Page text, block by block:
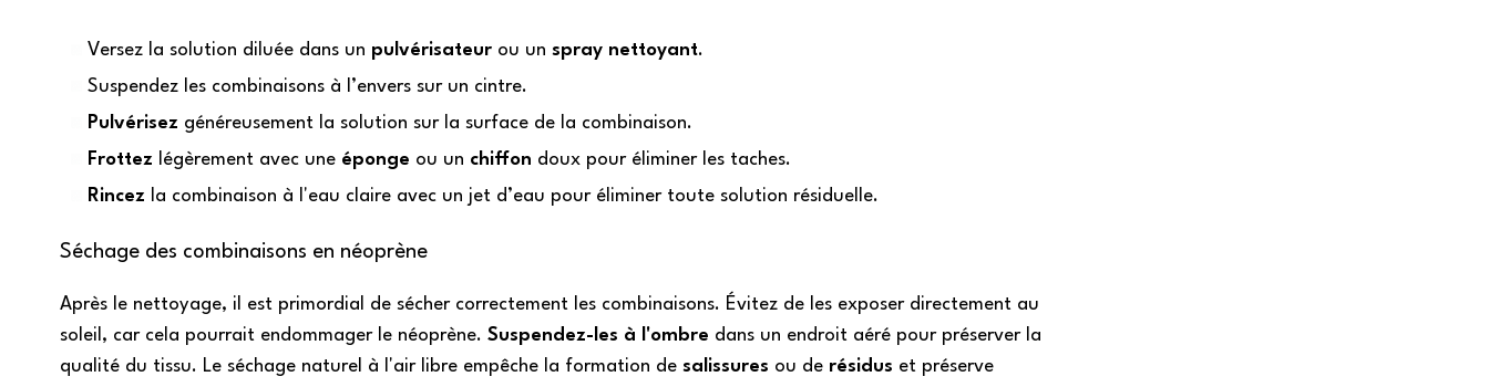
Versez la solution diluée dans un pulvérisateurou un spray nettoyant.
Suspendez les combinaisons à l’envers sur un cintre.
Pulvérisez généreusement la solution sur la surface de la combinaison.
Frottez légèrement avec une éponge ou un chiffon doux pour éliminer les taches.
Rincez la combinaison à l'eau claire avec un jet d’eau pour éliminer toute solution résiduelle.
Séchage des combinaisons en néoprène
Après le nettoyage, il est primordial de sécher correctement les combinaisons. Évitez de les exposer directement au
soleil, car cela pourrait endommager le néoprène. Suspendez-les à l'ombre dans un endroit aéré pour préserver la
qualité du tissu. Le séchage naturel à l'air libre empêche la formation de salissures ou de résidus et préserve